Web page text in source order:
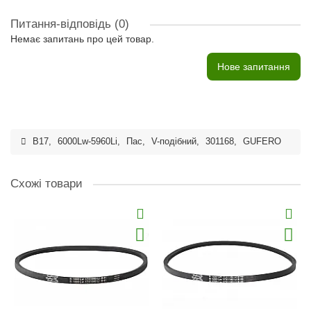
Питання-відповідь (0)
Немає запитань про цей товар.
Нове запитання
B17, 6000Lw-5960Li, Пас, V-подібний, 301168, GUFERO
Схожі товари